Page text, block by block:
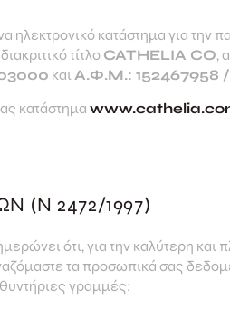
ηλεκτρονικό κατάστημα για
τίτλο CATHELIA CO,
και Α.Φ.Μ.:
κατάστημα
(N 2472/1997)
ότι, για την καλύτερη
τα προσωπικά σας
γραμμές: